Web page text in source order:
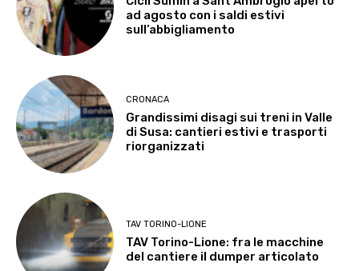
ad agosto con i saldi estivi
sull’abbigliamento
CRONACA
Grandissimi disagi sui treni in Valle
di Susa: cantieri estivi e trasporti
riorganizzati
TAV TORINO-LIONE
TAV Torino-Lione: fra le macchine
del cantiere il dumper articolato